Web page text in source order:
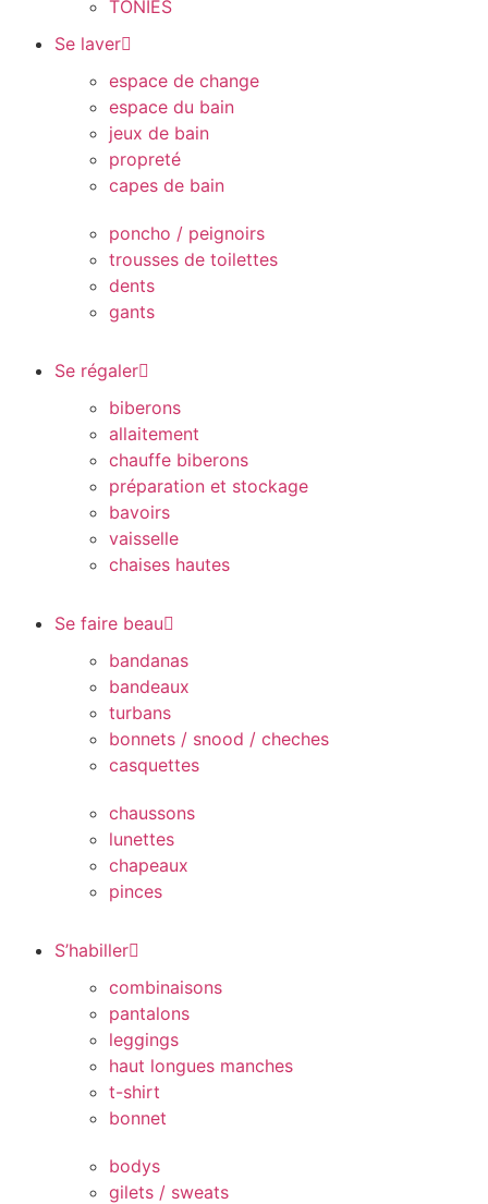
TONIES
Se laver
espace de change
espace du bain
jeux de bain
propreté
capes de bain
poncho / peignoirs
trousses de toilettes
dents
gants
Se régaler
biberons
allaitement
chauffe biberons
préparation et stockage
bavoirs
vaisselle
chaises hautes
Se faire beau
bandanas
bandeaux
turbans
bonnets / snood / cheches
casquettes
chaussons
lunettes
chapeaux
pinces
S’habiller
combinaisons
pantalons
leggings
haut longues manches
t-shirt
bonnet
bodys
gilets / sweats